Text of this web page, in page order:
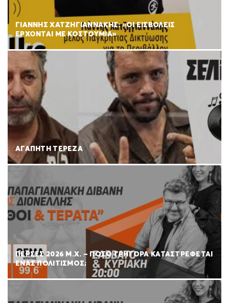
ΓΙΑΝΝΗΣ ΧΑΤΖΗΓΙΑΝΝΑΚΗΣ: «ΟΙ ΕΙΣΒΟΛΕΙΣ
ΕΡΧΟΝΤΑΙ ΜΕ ΚΟΣΤΟΥΜΙΑ»
ΑΓΑΠΗΤΗ ΤΕΡΕΖΑ
ΠΕΡΣΕΣ 2026 Μ.Χ. – ΠΟΣΟ ΓΡΗΓΟΡΑ ΚΑΤΑΣΤΡΕΦΕΤΑΙ
ΕΝΑΣ ΠΟΛΙΤΙΣΜΟΣ;